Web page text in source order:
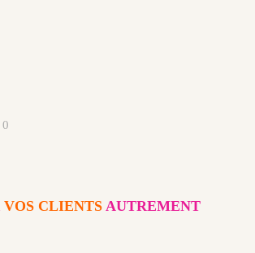
0
VOS CLIENTS AUTREMENT